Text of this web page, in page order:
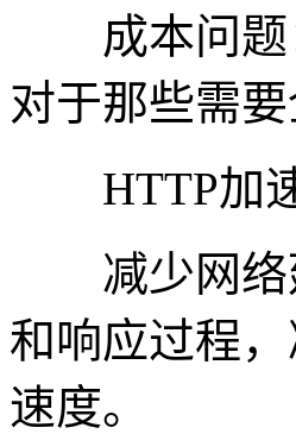
成本问题
对于那些需
HTTP加速
减少网络延
和响应过程
速度。